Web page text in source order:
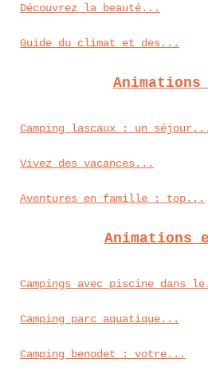
Découvrez la beauté...
Guide du climat et des...
Animations
Camping lascaux : un séjour...
Vivez des vacances...
Aventures en famille : top...
Animations
Campings avec piscine dans
Camping parc aquatique...
Camping benodet : votre...